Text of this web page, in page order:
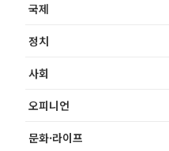
국제
정치
사회
오피니언
문화·라이프